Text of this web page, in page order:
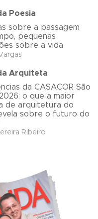
Poesia
sobre a passagem
pequenas
sobre a vida
Arquiteta
da CASACOR São
o que a maior
de arquitetura do
sobre o futuro do
Ribeiro